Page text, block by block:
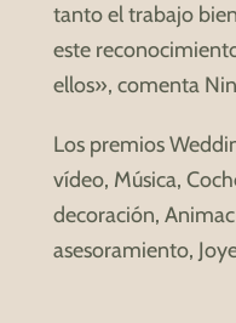
tanto el trabajo
este
ellos», comenta
Los premios
vídeo, Música,
decoración,
asesoramiento,